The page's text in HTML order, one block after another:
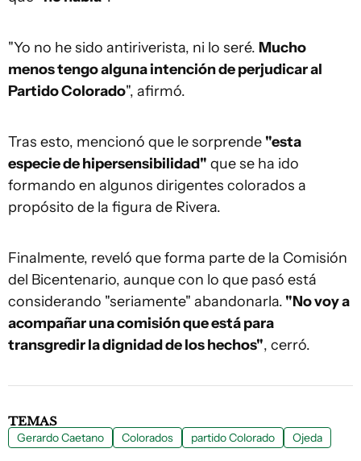
"Yo no he sido antiriverista, ni lo seré. Mucho
menos tengo alguna intención de perjudicar al
Partido Colorado", afirmó.
Tras esto, mencionó que le sorprende "esta
especie de hipersensibilidad" que se ha ido
formando en algunos dirigentes colorados a
propósito de la figura de Rivera.
Finalmente, reveló que forma parte de la Comisión
del Bicentenario, aunque con lo que pasó está
considerando "seriamente" abandonarla. "No voy a
acompañar una comisión que está para
transgredir la dignidad de los hechos", cerró.
TEMAS
Gerardo Caetano Colorados partido Colorado Ojeda